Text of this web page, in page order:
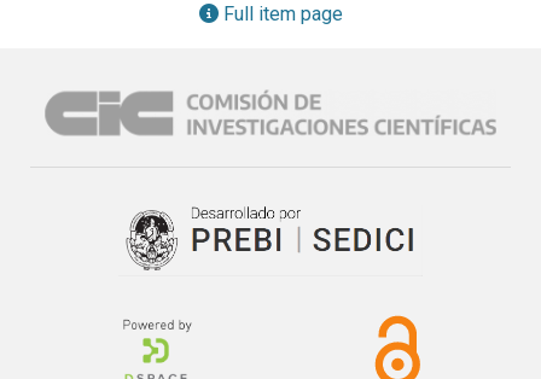
Full item page